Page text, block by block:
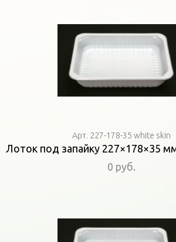
Арт. 227-178-35 white skin
Лоток под запайку 227×178×35
0 руб.